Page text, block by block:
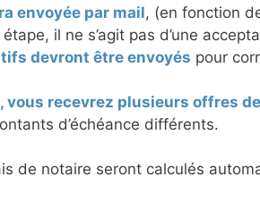
envoyée par mail, (en fonction
il ne s’agit pas d’une
devront être envoyés pour
vous recevrez plusieurs offres
d’échéance différents.
de notaire seront calculés